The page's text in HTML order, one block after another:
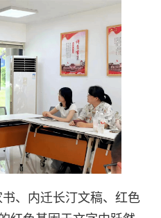
、内迁长汀文稿、红色